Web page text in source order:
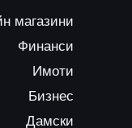
магазини
Финанси
Имоти
Бизнес
Дамски